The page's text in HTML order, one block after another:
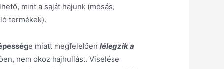
mint a saját hajunk (mosás,
termékek).
e miatt megfelelően lélegzik a
nem okoz hajhullást. Viselése